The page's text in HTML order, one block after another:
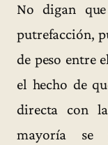
No digan
putrefacción,
de peso entre
el hecho de
directa con
mayoría se